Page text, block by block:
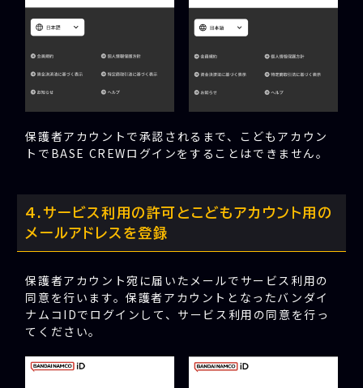
保護者アカウントで承認されるまで、こどもアカウン
トでBASE CREWログインをすることはできません。
サービス利用の許可とこどもアカウント用の
メールアドレスを登録
保護者アカウント宛に届いたメールでサービス利用の
同意を行います。保護者アカウントとなったバンダイ
ナムコIDでログインして、サービス利用の同意を行っ
てください。